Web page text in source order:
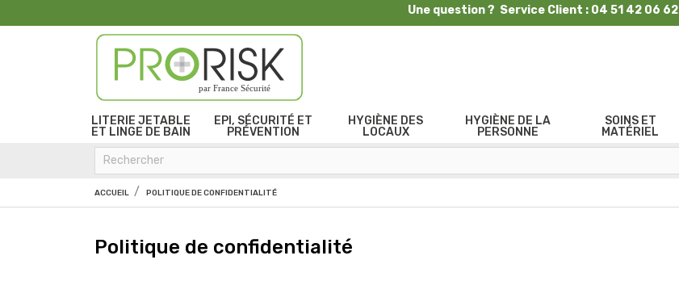
Une question ? Service Client : 04 51 42 06 62
par France Sécurité
LITERIE JETABLE
ET LINGE DE BAIN
EPI, SÉCURITÉ ET
PRÉVENTION
HYGIÈNE DES
LOCAUX
HYGIÈNE DE LA
PERSONNE
SOINS ET
MATÉRIEL
ACCUEIL POLITIQUE DE CONFIDENTIALITÉ
Politique de confidentialité